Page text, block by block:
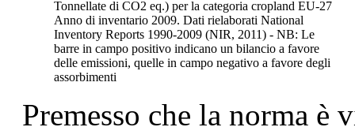
Tonnellate di CO2 eq.) per la categoria cropland EU-27
Anno di inventario 2009. Dati rielaborati National
Inventory Reports 1990-2009 (NIR, 2011) - NB: Le
barre in campo positivo indicano un bilancio a favore
delle emissioni, quelle in campo negativo a favore degli
assorbimenti
Premesso che la norma è